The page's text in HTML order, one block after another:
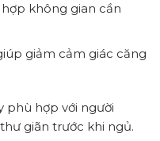
không gian cần
giảm cảm giác căng
phù hợp với người
giãn trước khi ngủ.